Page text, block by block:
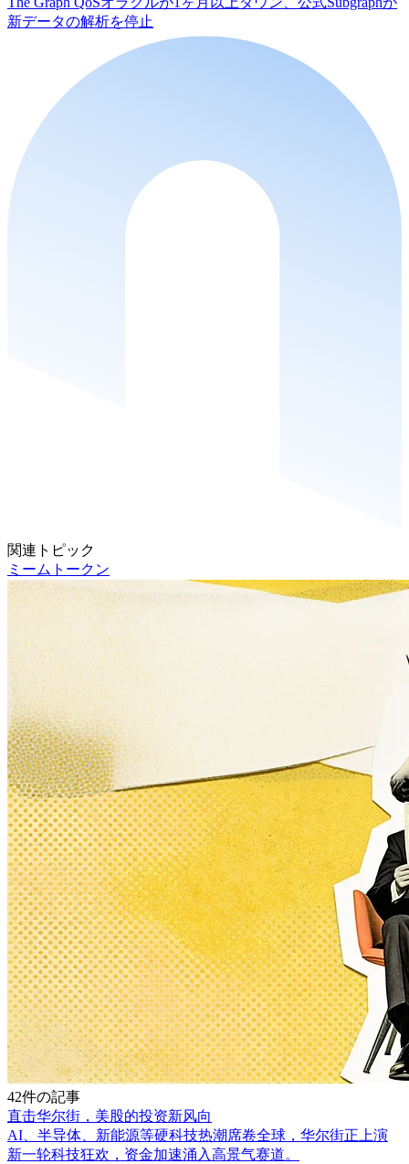
新データの解析を停止
関連トピック
ミームトークン
42件の記事
直击华尔街，美股的投资新风向
AI、半导体、新能源等硬科技热潮席卷全球，华尔街正上演
新一轮科技狂欢，资金加速涌入高景气赛道。